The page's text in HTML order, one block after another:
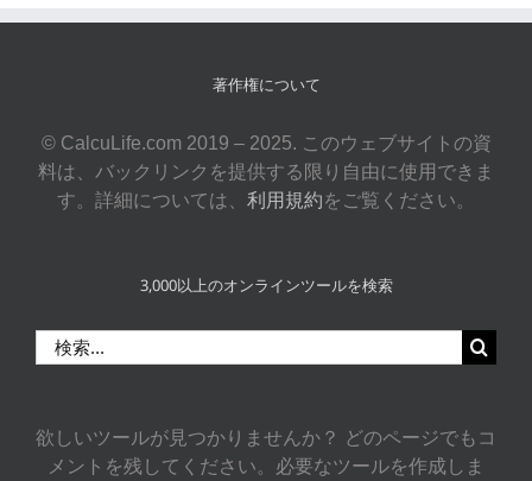
著作権について
© CalcuLife.com 2019 – 2025. このウェブサイトの資
料は、バックリンクを提供する限り自由に使用できま
す。詳細については、 利用規約をご覧ください。
3,000以上のオンラインツールを検索
索
欲しいツールが見つかりませんか？ どのページでもコ
メントを残してください。必要なツールを作成しま